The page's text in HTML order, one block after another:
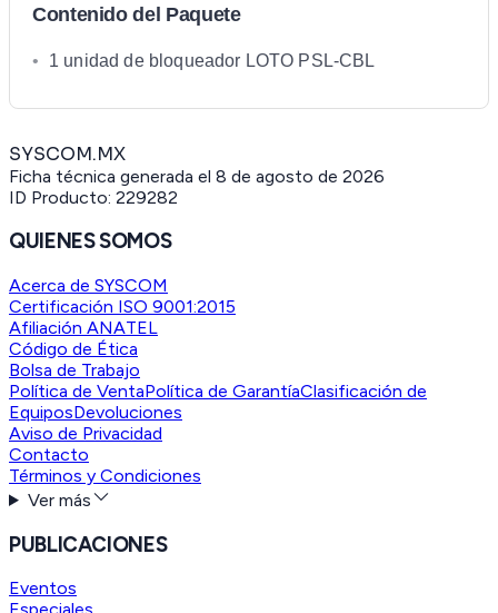
Contenido del Paquete
• 1 unidad de bloqueador LOTO PSL-CBL
SYSCOM.MX
Ficha técnica generada el 8 de agosto de 2026
ID Producto: 229282
QUIENES SOMOS
Acerca de SYSCOM
Certificación ISO 9001:2015
Afiliación ANATEL
Código de Ética
Bolsa de Trabajo
Política de VentaPolítica de GarantíaClasificación de
EquiposDevoluciones
Aviso de Privacidad
Contacto
Términos y Condiciones
Ver más
PUBLICACIONES
Eventos